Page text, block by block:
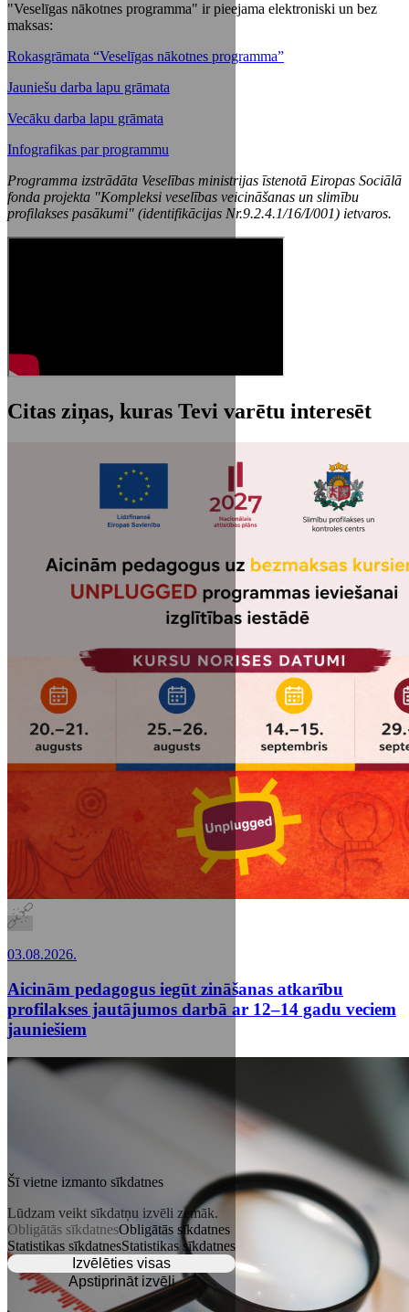
Šī vietne izmanto sīkdatnes
Lūdzam veikt sīkdatņu izvēli zemāk.
Obligātās sīkdatnesObligātās sīkdatnes
Statistikas sīkdatnesStatistikas sīkdatnes
Izvēlēties visas
Apstiprināt izvēli
"Veselīgas nākotnes programma" ir pieejama elektroniski un bez
maksas:
Rokasgrāmata “Veselīgas nākotnes programma”
Jauniešu darba lapu grāmata
Vecāku darba lapu grāmata
Infografikas par programmu
Programma izstrādāta Veselības ministrijas īstenotā Eiropas Sociālā
fonda projekta "Kompleksi veselības veicināšanas un slimību
profilakses pasākumi" (identifikācijas Nr.9.2.4.1/16/I/001) ietvaros.
Citas ziņas, kuras Tevi varētu interesēt
03.08.2026.
Aicinām pedagogus iegūt zināšanas atkarību
profilakses jautājumos darbā ar 12–14 gadu veciem
jauniešiem